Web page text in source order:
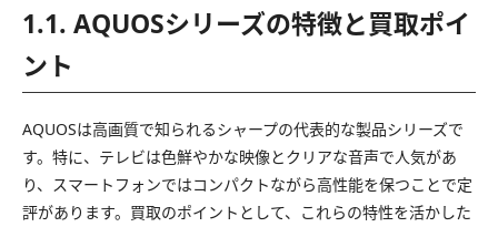
1.1. AQUOSシリーズの特徴と買取ポイ
ント
AQUOSは高画質で知られるシャープの代表的な製品シリーズで
す。特に、テレビは色鮮やかな映像とクリアな音声で人気があ
り、スマートフォンではコンパクトながら高性能を保つことで定
評があります。買取のポイントとして、これらの特性を活かした